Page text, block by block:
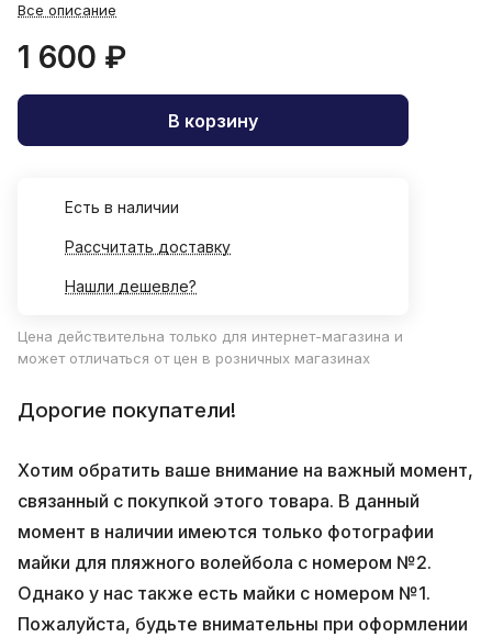
Все описание
1 600 ₽
В корзину
Есть в наличии
Рассчитать доставку
Нашли дешевле?
Цена действительна только для интернет-магазина и
может отличаться от цен в розничных магазинах
Дорогие покупатели!
Хотим обратить ваше внимание на важный момент,
связанный с покупкой этого товара. В данный
момент в наличии имеются только фотографии
майки для пляжного волейбола с номером №2.
Однако у нас также есть майки с номером №1.
Пожалуйста, будьте внимательны при оформлении